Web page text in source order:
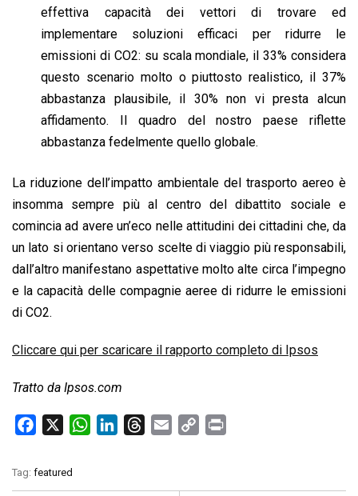
effettiva capacità dei vettori di trovare ed
implementare soluzioni efficaci per ridurre le
emissioni di CO2: su scala mondiale, il 33% considera
questo scenario molto o piuttosto realistico, il 37%
abbastanza plausibile, il 30% non vi presta alcun
affidamento. Il quadro del nostro paese riflette
abbastanza fedelmente quello globale.
La riduzione dell’impatto ambientale del trasporto aereo è
insomma sempre più al centro del dibattito sociale e
comincia ad avere un’eco nelle attitudini dei cittadini che, da
un lato si orientano verso scelte di viaggio più responsabili,
dall’altro manifestano aspettative molto alte circa l’impegno
e la capacità delle compagnie aeree di ridurre le emissioni
di CO2.
Cliccare qui per scaricare il rapporto completo di Ipsos
Tratto da Ipsos.com
c
e
W
t
k
e
i
y
n
Tag: featured